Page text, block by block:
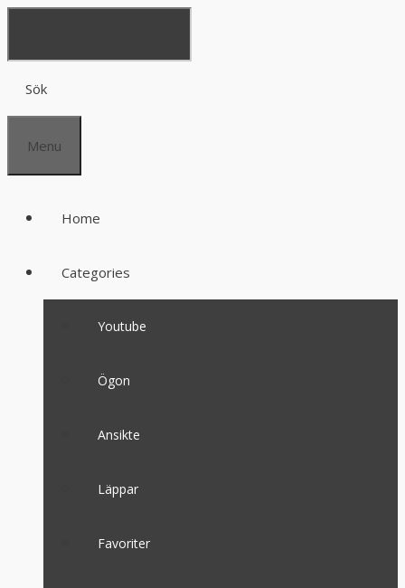
Sök
Menu
Home
Categories
Youtube
Ögon
Ansikte
Läppar
Favoriter